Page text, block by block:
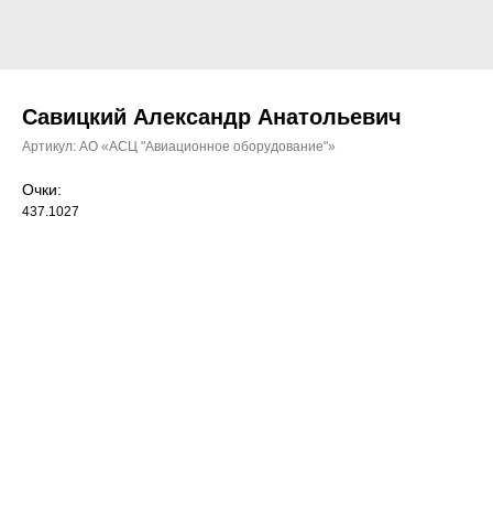
Савицкий Александр Анатольевич
Артикул: АО «АСЦ "Авиационное оборудование"»
Очки:
437.1027